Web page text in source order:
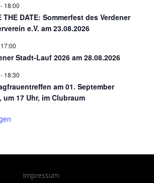
- 18:00
THE DATE: Sommerfest des Verdener
e.V. am 23.08.2026
17:00
Stadt-Lauf 2026 am 28.08.2026
- 18:30
am 01. September
um 17 Uhr, im Clubraum
Impressum